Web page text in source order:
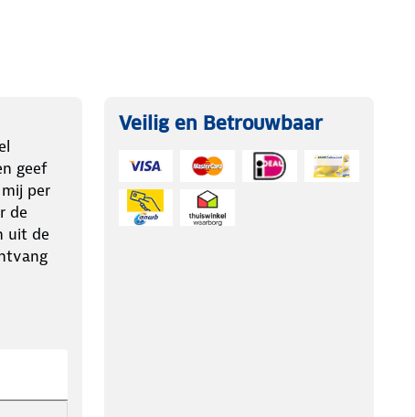
geef
per
de
uit de
Veilig en Betrouwbaar